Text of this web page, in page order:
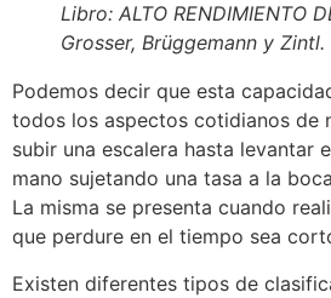
Libro: ALTO RENDIMIENTO
Grosser, Brüggemann y Zintl.
Podemos decir que esta
todos los aspectos cotidianos de
subir una escalera hasta levantar
mano sujetando una tasa a la
La misma se presenta cuando
que perdure en el tiempo sea
Existen diferentes tipos de